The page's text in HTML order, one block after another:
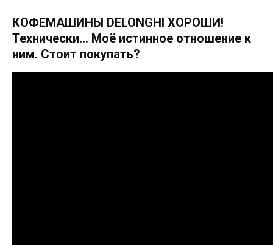
КОФЕМАШИНЫ DELONGHI ХОРОШИ!
Технически… Моё истинное отношение к
ним. Стоит покупать?